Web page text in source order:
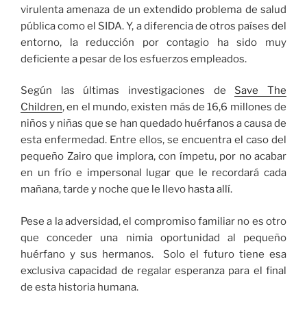
virulenta amenaza de un extendido problema de salud
pública como el SIDA. Y, a diferencia de otros países del
entorno, la reducción por contagio ha sido muy
deficiente a pesar de los esfuerzos empleados.
Según las últimas investigaciones de Save The
Children, en el mundo, existen más de 16,6 millones de
niños y niñas que se han quedado huérfanos a causa de
esta enfermedad. Entre ellos, se encuentra el caso del
pequeño Zairo que implora, con ímpetu, por no acabar
en un frío e impersonal lugar que le recordará cada
mañana, tarde y noche que le llevo hasta allí.
Pese a la adversidad, el compromiso familiar no es otro
que conceder una nimia oportunidad al pequeño
huérfano y sus hermanos. Solo el futuro tiene esa
exclusiva capacidad de regalar esperanza para el final
de esta historia humana.